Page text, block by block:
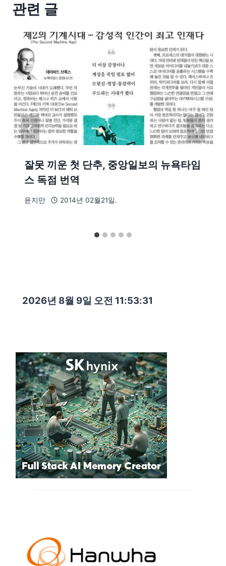
관련 글
잘못 끼운 첫 단추, 중앙일보의 뉴욕타임
스 독점 번역
윤지만 2014년 02월21일.
2026년 8월 9일 오전 11:53:33